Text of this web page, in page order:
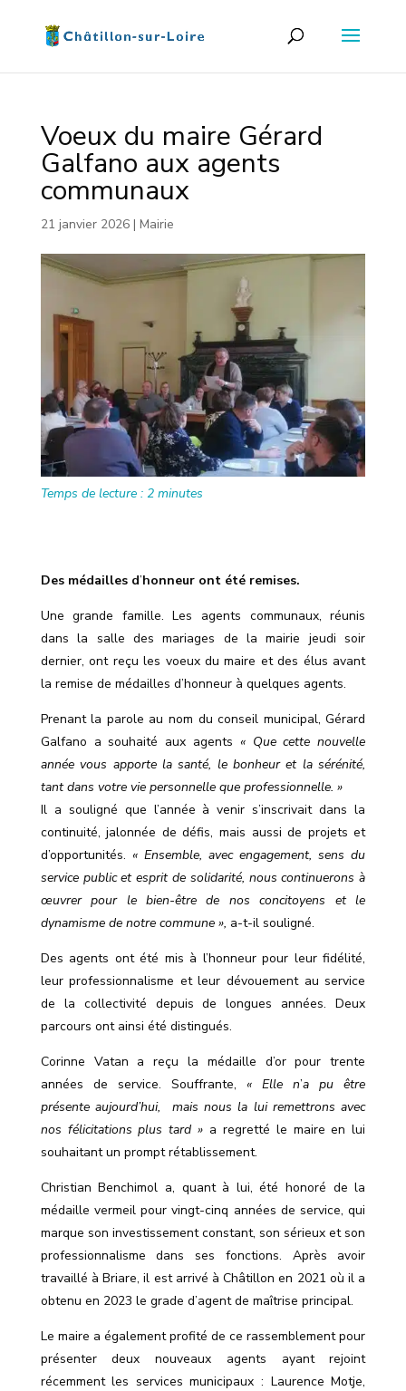
Voeux du maire Gérard
Galfano aux agents
communaux
21 janvier 2026| Mairie
Temps de lecture : 2 minutes
Des médailles d’honneur ont été remises.
Une grande famille. Les agents communaux, réunis
dans la salle des mariages de la mairie jeudi soir
dernier, ont reçu les voeux du maire et des élus avant
la remise de médailles d’honneur à quelques agents.
Prenant la parole au nom du conseil municipal, Gérard
Galfano a souhaité aux agents « Que cette nouvelle
année vous apporte la santé, le bonheur et la sérénité,
tant dans votre vie personnelle que professionnelle. »
Il a souligné que l’année à venir s’inscrivait dans la
continuité, jalonnée de défis, mais aussi de projets et
d’opportunités. « Ensemble, avec engagement, sens du
service public et esprit de solidarité, nous continuerons à
œuvrer pour le bien-être de nos concitoyens et le
dynamisme de notre commune », a-t-il souligné.
Des agents ont été mis à l’honneur pour leur fidélité,
leur professionnalisme et leur dévouement au service
de la collectivité depuis de longues années. Deux
parcours ont ainsi été distingués.
Corinne Vatan a reçu la médaille d’or pour trente
années de service. Souffrante, « Elle n’a pu être
présente aujourd’hui,
mais nous la lui remettrons avec
nos félicitations plus tard » a regretté le maire en lui
souhaitant un prompt rétablissement.
Christian Benchimol a, quant à lui, été honoré de la
médaille vermeil pour vingt-cinq années de service, qui
marque son investissement constant, son sérieux et son
professionnalisme dans ses fonctions. Après avoir
travaillé à Briare, il est arrivé à Châtillon en 2021 où il a
obtenu en 2023 le grade d’agent de maîtrise principal.
Le maire a également profité de ce rassemblement pour
présenter deux nouveaux agents ayant rejoint
récemment les services municipaux : Laurence Motje,